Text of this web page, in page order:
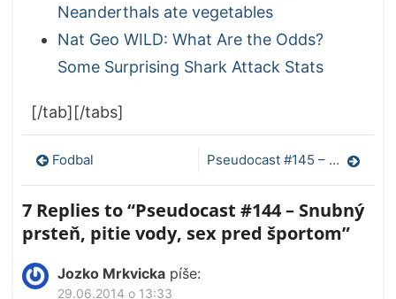
Neanderthals ate vegetables
Nat Geo WILD: What Are the Odds?
Some Surprising Shark Attack Stats
[/tab][/tabs]
Navigácia
v
článku
Fodbal Pseudocast #145 – tCDS, GMO komáre, pomalé svetlo
7 Replies to “Pseudocast #144 – Snubný
prsteň, pitie vody, sex pred športom”
Jozko Mrkvicka píše:
29.06.2014 o 13:33